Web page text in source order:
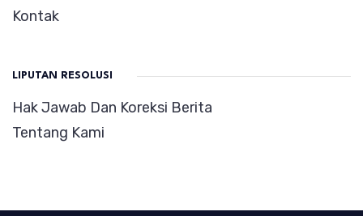
Kontak
LIPUTAN RESOLUSI
Hak Jawab Dan Koreksi Berita
Tentang Kami